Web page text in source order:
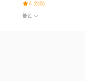
4.2(6)
옵션